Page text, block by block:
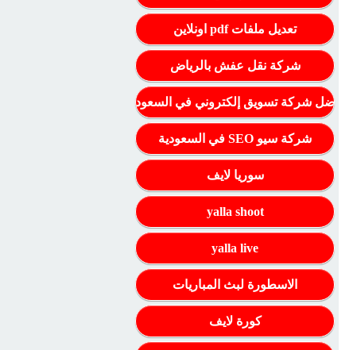
تعديل ملفات pdf اونلاين
شركة نقل عفش بالرياض
أفضل شركة تسويق إلكتروني في السعودية
شركة سيو SEO في السعودية
سوريا لايف
yalla shoot
yalla live
الاسطورة لبث المباريات
كورة لايف